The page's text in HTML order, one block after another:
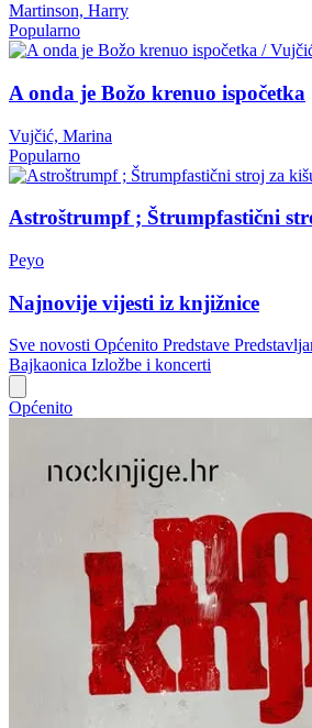
Martinson, Harry
Popularno
A onda je Božo krenuo ispočetka
Vujčić, Marina
Popularno
Astroštrumpf ; Štrumpfastični
Peyo
Najnovije vijesti iz knjižnice
Sve novosti Općenito Predstave
Bajkaonica Izložbe i koncerti
Općenito